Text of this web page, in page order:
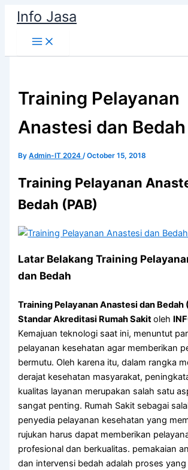
Skip
content
Info Jasa
Training Pelayanan
Anastesi dan Bedah
ByAdmin-IT 2024/October 15, 2018
Training Pelayanan
Bedah (PAB)
Latar Belakang Training
dan Bedah
Training Pelayanan Anastesi dan Bedah
Standar Akreditasi Rumah Sakitoleh
Kemajuan teknologi saat ini, menuntut
pelayanan kesehatan agar memberikan
bermutu. Oleh karena itu, dalam rangka
derajat kesehatan masyarakat,
kualitas layanan merupakan salah satu
sangat penting. Rumah Sakit sebagai
penyedia pelayanan kesehatan yang
rujukan harus dapat memberikan
profesional dan berkualitas. pemakaian
dan intervensi bedah adalah proses